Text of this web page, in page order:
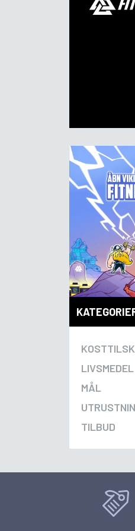
LIVSMEDEL
MÅL
TILBUD